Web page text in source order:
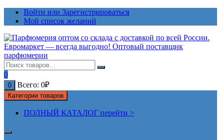
ПерейтиВойти или Зарегистрироваться
Мой список желаний
0
0 Всего: 0₽
Категории товаров
ПОЛНЫЙ КАТАЛОГ перейти >